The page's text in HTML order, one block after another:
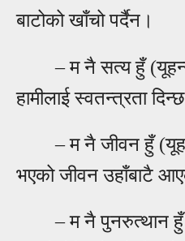
बाटोको खाँचो पर्दैन।
– म नैसत्य हुँ
हामीलाई स्वतन्त्रता
–म नै जीवन हुँ
भएको जीवन उहाँबाटै
–म नै पुनरुत्थान